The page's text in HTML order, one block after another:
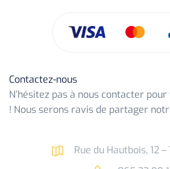
Contactez-nous
N’hésitez pas à nous contacter
! Nous serons ravis de partager
Rue du Hautbois, 12